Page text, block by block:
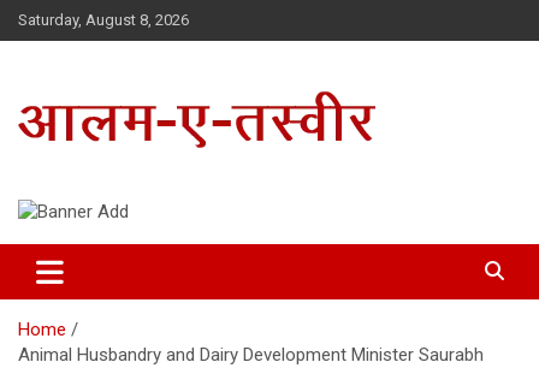
Skip
to
Saturday, August 8, 2026
Alam E Tasveer
Home
Animal Husbandry and Dairy Development Minister Saurabh